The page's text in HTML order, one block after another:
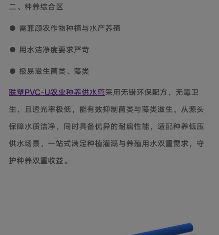
二、种养综合区
● 需兼顾农作物种植与水产养殖
● 用水洁净度要求严苛
● 极易滋生菌类、藻类
联塑PVC-U农业种养供水管采用无错环保配方，无毒卫
生，且透光率极低，能有效抑制菌类与藻类滋生，从源头
保障水质洁净，同时具备优异的耐腐性能，适配种养低压
供水场景，一站式满足种植灌溉与养殖用水双重需求，守
护种养双重收益。